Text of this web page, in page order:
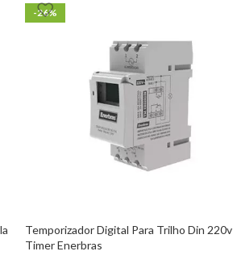
-26%
Temporizador Digital Para Trilho Din 220v
Timer Enerbras